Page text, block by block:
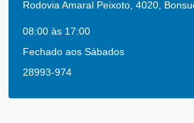
Rodovia Amaral Peixoto, 4020,
08:00 às 17:00
Fechado aos Sábados
28993-974